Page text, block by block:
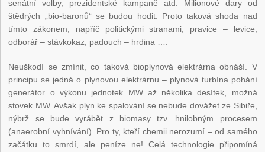
senátní volby, prezidentské kampaně atd. Milionové dary od
štědrých „bio-baronů“ se budou hodit. Proto taková shoda nad
tímto zákonem, napříč politickými stranami, pravice – levice,
odborář – stávkokaz, padouch – hrdina ….
Neuškodí se zmínit, co taková bioplynová elektrárna obnáší. V
principu se jedná o plynovou elektrárnu – plynová turbína pohání
generátor o výkonu jednotek MW až několika desítek, možná
stovek MW. Avšak plyn ke spalování se nebude dovážet ze Sibiře,
nýbrž se bude vyrábět z biomasy tzv. hnilobným procesem
(anaerobní vyhnívání). Pro ty, kteří chemii nerozumí – od samého
začátku to smrdí, ale peníze ne! Celá technologie připomíná